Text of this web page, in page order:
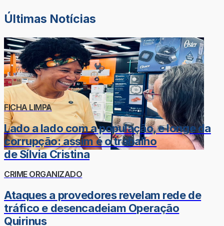
Últimas Notícias
FICHA LIMPA
Lado a lado com a população, e longe da
corrupção: assim é o trabalho
de Sílvia Cristina
CRIME ORGANIZADO
Ataques a provedores revelam rede de
tráfico e desencadeiam Operação
Quirinus